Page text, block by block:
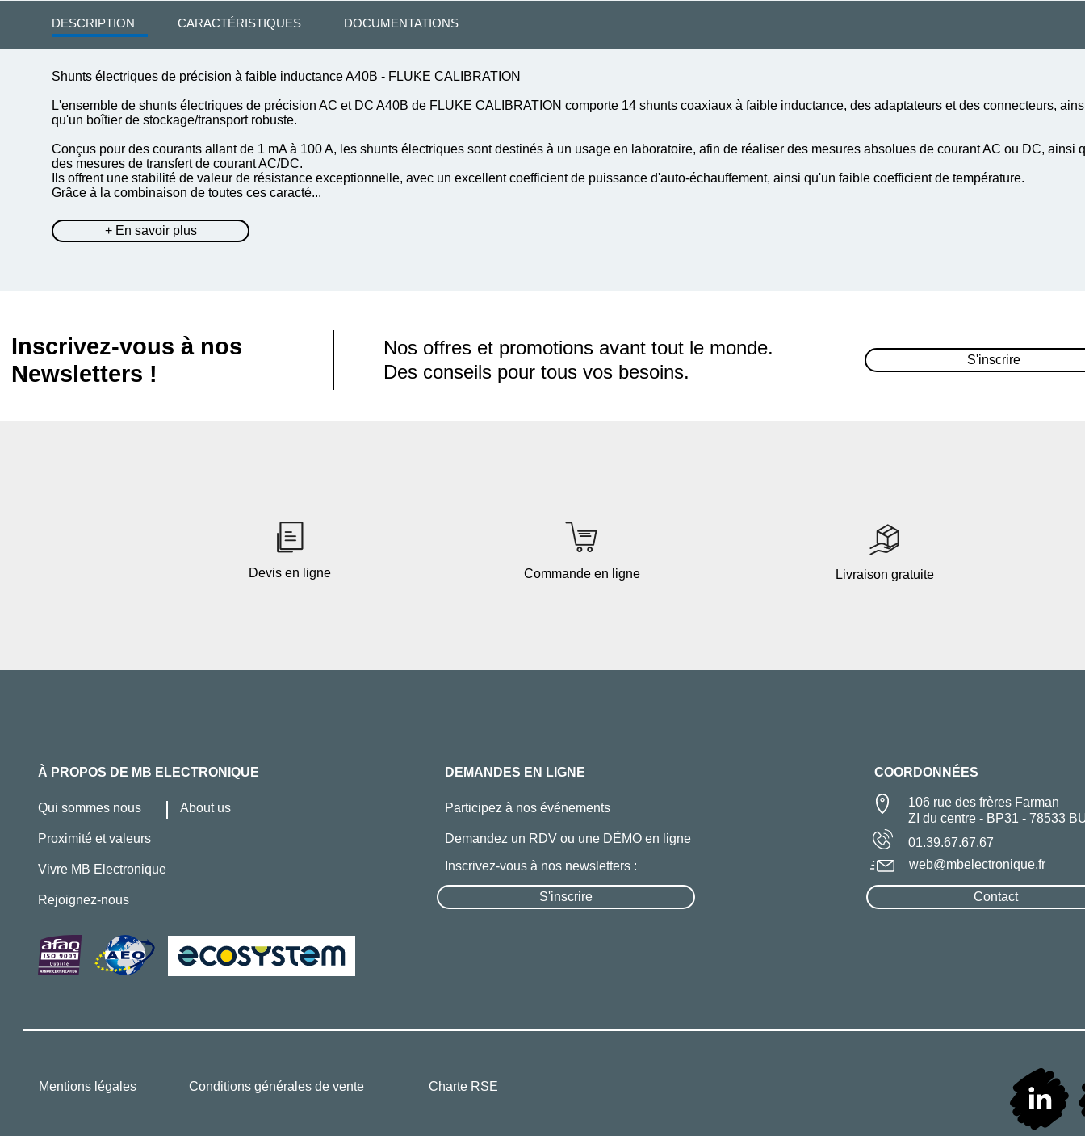
DESCRIPTION CARACTÉRISTIQUES DOCUMENTATIONS
Shunts électriques de précision à faible inductance A40B - FLUKE CALIBRATION
L'ensemble de shunts électriques de précision AC et DC A40B de FLUKE CALIBRATION comporte 14 shunts coaxiaux à faible inductance, des adaptateurs et des connecteurs,
qu'un boîtier de stockage/transport robuste.
Conçus pour des courants allant de 1 mA à 100 A, les shunts électriques sont destinés à un usage en laboratoire, afin de réaliser des mesures absolues de courant AC ou DC, ainsi
des mesures de transfert de courant AC/DC.
Ils offrent une stabilité de valeur de résistance exceptionnelle, avec un excellent coefficient de puissance d'auto-échauffement, ainsi qu'un faible coefficient de température.
Grâce à la combinaison de toutes ces caracté...
+ En savoir plus
Inscrivez-vous à nos
Newsletters !
Nos offres et promotions avant tout le monde.
Des conseils pour tous vos besoins.
S'inscrire
Devis en ligne Commande en ligne Livraison gratuite
À PROPOS DE MB ELECTRONIQUE DEMANDES EN LIGNE COORDONNÉES
Qui sommes nous About us Participez à nos événements
106 rue des frères Farman
ZI du centre - BP31 - 78533
Proximité et valeurs
Demandez un RDV ou une DÉMO en ligne
01.39.67.67.67
Vivre MB Electronique
Inscrivez-vous à nos newsletters :
Rejoignez-nous
Mentions légales Conditions générales de vente Charte RSE
Contact
web@mbelectronique.fr
S'inscrire